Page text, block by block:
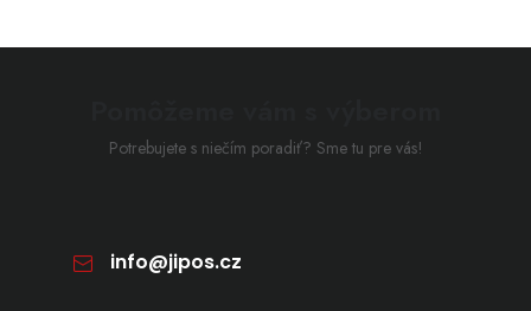
Potrebujete s niečím poradiť? Sme tu pre vás!
info@jipos.cz